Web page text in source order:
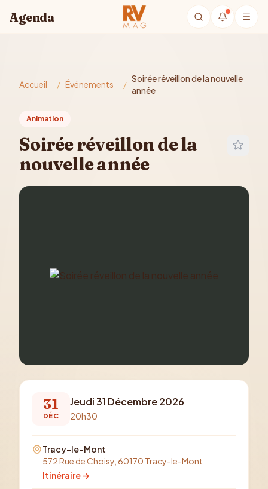
Agenda
Accueil / Événements /
Soirée réveillon de la nouvelle
année
Animation
Soirée réveillon de la
nouvelle année
31
DÉC
Jeudi 31 Décembre 2026
20h30
Tracy-le-Mont
572 Rue de Choisy, 60170 Tracy-le-Mont
Itinéraire →